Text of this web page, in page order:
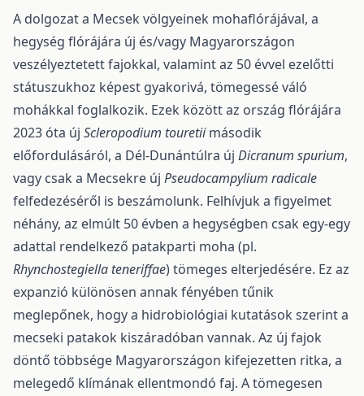
A dolgozat a Mecsek völgyeinek mohaflórájával, a
hegység flórájára új és/vagy Magyar­országon
veszélyeztetett fajokkal, valamint az 50 évvel ezelőtti
státuszukhoz képest gyakorivá, töme­gessé váló
mohákkal foglalkozik. Ezek között az ország flórájára
2023 óta új Scleropodium touretiimá­sodik
előfordulásáról, a Dél-Dunántúlra új Dicranum spurium,
vagy csak a Mecsekre új Pseudocampyli­um radicale
felfedezéséről is beszámolunk. Felhívjuk a figyelmet
néhány, az elmúlt 50 évben a hegység­ben csak egy-egy
adattal rendelkező patakparti moha (pl.
Rhynchostegiella teneriffae) tömeges elterje­désére. Ez az
expanzió különösen annak fényében tűnik
meglepőnek, hogy a hidrobiológiai kutatások szerint a
mecseki patakok kiszáradóban vannak. Az új fajok
döntő többsége Magyarországon kifejezet­ten ritka, a
melegedő klímának ellentmondó faj. A tömegesen